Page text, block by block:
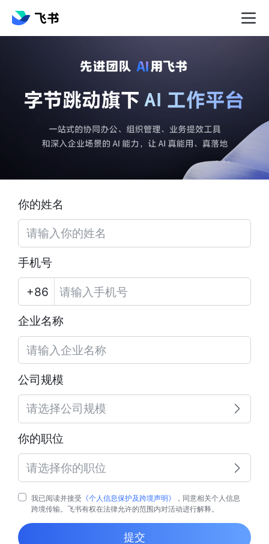
你的姓名
手机号
企业名称
公司规模
请选择公司规模
你的职位
请选择你的职位
我已阅读并接受 《个人信息保护及跨境声明》
，同意相关个人信息
跨境传输。飞书有权在法律允许的范围内对活动进行解释。
提交